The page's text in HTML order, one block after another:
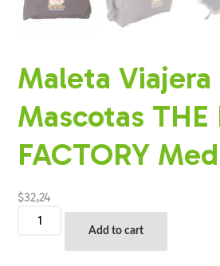
Maleta Viajera
Mascotas THE
FACTORY
$32,24
Viajera
Mascotas
Add to cart